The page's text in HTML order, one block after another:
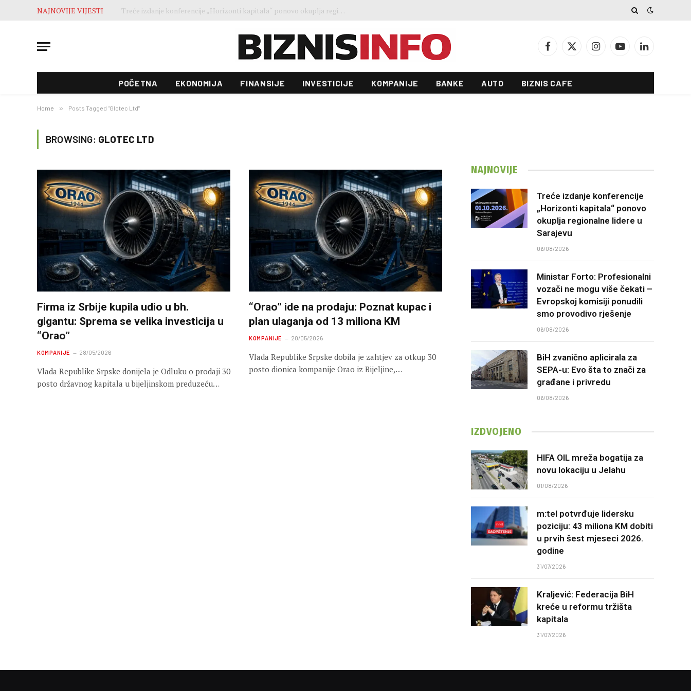
NAJNOVIJE VIJESTI Ministar Forto: Profesionalni vozači ne mogu više čekati – Evropskoj komisiji ponudili smo provodivo rješenje
Facebook
X
InstagramYouTubeLinkedIn
POČETNA EKONOMIJA FINANSIJE INVESTICIJE KOMPANIJE BANKE AUTO BIZNIS CAFE
Home » Posts Tagged "Glotec Ltd"
BROWSING: GLOTEC LTD
Firma iz Srbije kupila udio u bh.
gigantu: Sprema se velika investicija u
“Orao”
KOMPANIJE 28/05/2026
Vlada Republike Srpske donijela je Odluku o prodaji 30
posto državnog kapitala u bijeljinskom preduzeću…
“Orao” ide na prodaju: Poznat kupac i
plan ulaganja od 13 miliona KM
KOMPANIJE 20/05/2026
Vlada Republike Srpske dobila je zahtjev za otkup 30
posto dionica kompanije Orao iz Bijeljine,…
NAJNOVIJE
Treće izdanje konferencije
„Horizonti kapitala“ ponovo
okuplja regionalne lidere u
Sarajevu
06/08/2026
Ministar Forto: Profesionalni
vozači ne mogu više čekati –
Evropskoj komisiji ponudili
smo provodivo rješenje
06/08/2026
BiH zvanično aplicirala za
SEPA-u: Evo šta to znači za
građane i privredu
06/08/2026
IZDVOJENO
HIFA OIL mreža bogatija za
novu lokaciju u Jelahu
01/08/2026
m:tel potvrđuje lidersku
poziciju: 43 miliona KM dobiti
u prvih šest mjeseci 2026.
godine
31/07/2026
Kraljević: Federacija BiH
kreće u reformu tržišta
kapitala
31/07/2026